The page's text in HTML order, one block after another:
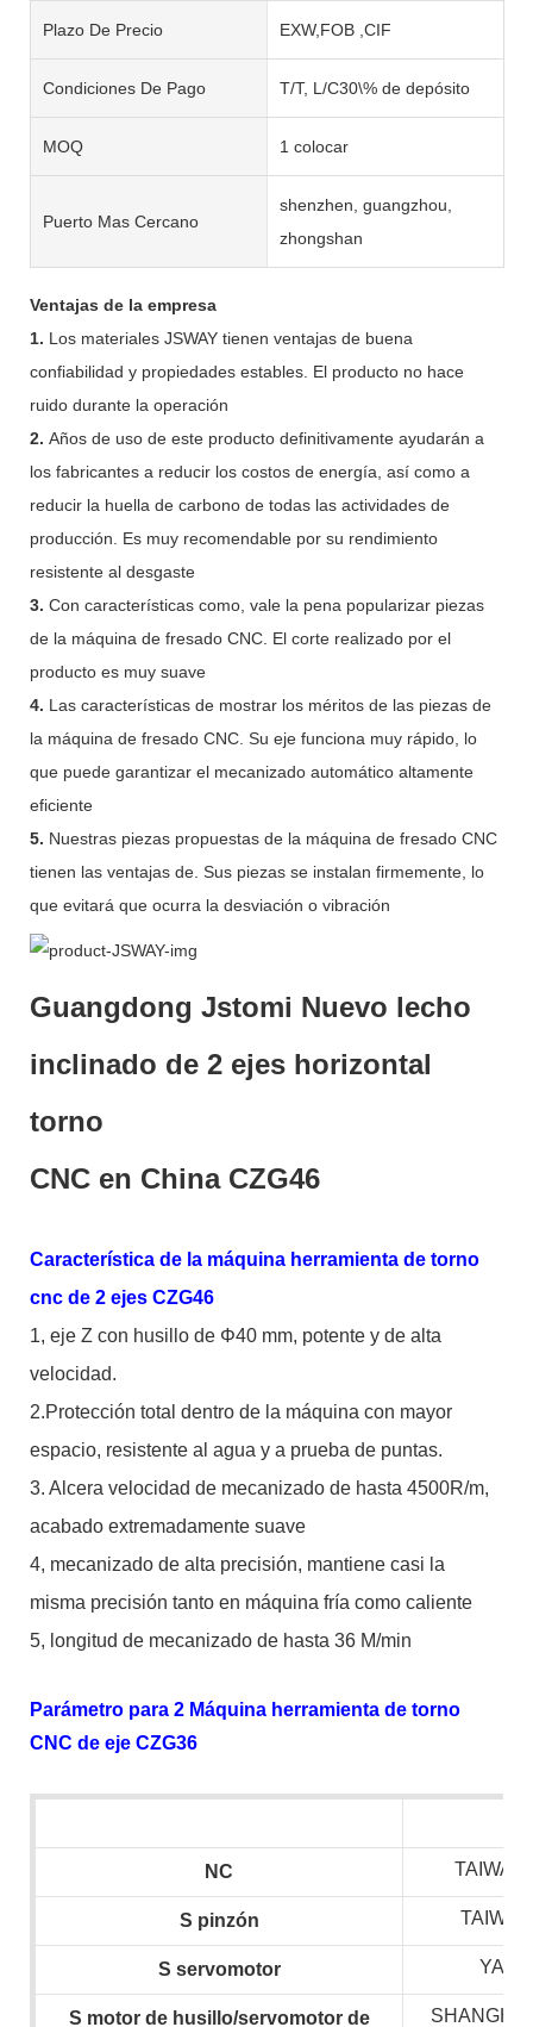
Plazo De Precio EXW,FOB ,CIF
Condiciones De Pago T/T, L/C30\% de depósito
MOQ 1 colocar
Puerto Mas Cercano
shenzhen, guangzhou,
zhongshan
Ventajas de la empresa
1. Los materiales JSWAY tienen ventajas de buena
confiabilidad y propiedades estables. El producto no hace
ruido durante la operación
2. Años de uso de este producto definitivamente ayudarán a
los fabricantes a reducir los costos de energía, así como a
reducir la huella de carbono de todas las actividades de
producción. Es muy recomendable por su rendimiento
resistente al desgaste
3. Con características como, vale la pena popularizar piezas
de la máquina de fresado CNC. El corte realizado por el
producto es muy suave
4. Las características de mostrar los méritos de las piezas de
la máquina de fresado CNC. Su eje funciona muy rápido, lo
que puede garantizar el mecanizado automático altamente
eficiente
5. Nuestras piezas propuestas de la máquina de fresado CNC
tienen las ventajas de. Sus piezas se instalan firmemente, lo
que evitará que ocurra la desviación o vibración
Guangdong Jstomi Nuevo lecho
inclinado de 2 ejes horizontal
torno
CNC en China CZG46
Característica de la máquina herramienta de torno
cnc de 2 ejes CZG46
1, eje Z con husillo de Φ40 mm, potente y de alta
velocidad.
2.Protección total dentro de la máquina con mayor
espacio, resistente al agua y a prueba de puntas.
3. Alcera velocidad de mecanizado de hasta 4500R/m,
acabado extremadamente suave
4, mecanizado de alta precisión, mantiene casi la
misma precisión tanto en máquina fría como caliente
5, longitud de mecanizado de hasta 36 M/min
Parámetro para 2 Máquina herramienta de torno
CNC de eje CZG36
NC TAIWAN
S pinzón
S servomotor
S motor de husillo/servomotor de